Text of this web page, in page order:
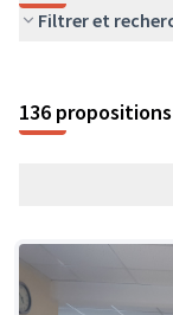
Filtrer et
136 propositions